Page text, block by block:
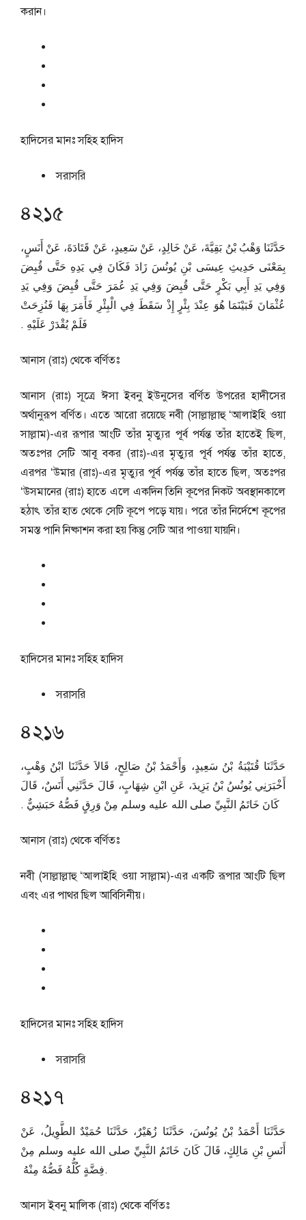
করান।
হাদিসের মানঃসহিহ হাদিস
সরাসরি
৪২১৫
حَدَّثَنَا وَهْبُ بْنُ بَقِيَّةَ، عَنْ خَالِدٍ، عَنْ سَعِيدٍ، عَنْ قَتَادَةَ، عَنْ أَنَسٍ،
بِمَعْنَى حَدِيثِ عِيسَى بْنِ يُونُسَ زَادَ فَكَانَ فِي يَدِهِ حَتَّى قُبِضَ
وَفِي يَدِ أَبِي بَكْرٍ حَتَّى قُبِضَ وَفِي يَدِ عُمَرَ حَتَّى قُبِضَ وَفِي يَدِ
عُثْمَانَ فَبَيْنَمَا هُوَ عِنْدَ بِئْرٍ إِذْ سَقَطَ فِي الْبِئْرِ فَأَمَرَ بِهَا فَنُزِحَتْ
فَلَمْ يُقْدَرْ عَلَيْهِ ‏.‏
আনাস (রাঃ) থেকে বর্ণিতঃ
আনাস (রাঃ) সূত্রে ঈসা ইবনু ইউনুসের বর্ণিত উপরের হাদীসের
অর্থানুরূপ বর্ণিত। এতে আরো রয়েছে নবী (সাল্লাল্লাহু ‘আলাইহি ওয়া
সাল্লাম)-এর রূপার আংটি তাঁর মৃত্যুর পূর্ব পর্যন্ত তাঁর হাতেই ছিল,
অতঃপর সেটি আবূ বকর (রাঃ)-এর মৃত্যুর পূর্ব পর্যন্ত তাঁর হাতে,
এরপর ‘উমার (রাঃ)-এর মৃত্যুর পূর্ব পর্যন্ত তাঁর হাতে ছিল, অতঃপর
‘উসমানের (রাঃ) হাতে এলে একদিন তিনি কূপের নিকট অবস্থানকালে
হঠাৎ তাঁর হাত থেকে সেটি কূপে পড়ে যায়। পরে তাঁর নির্দেশে কূপের
সমস্ত পানি নিষ্কাশন করা হয় কিন্তু সেটি আর পাওয়া যায়নি।
হাদিসের মানঃসহিহ হাদিস
সরাসরি
৪২১৬
حَدَّثَنَا قُتَيْبَةُ بْنُ سَعِيدٍ، وَأَحْمَدُ بْنُ صَالِحٍ، قَالاَ حَدَّثَنَا ابْنُ وَهْبٍ،
أَخْبَرَنِي يُونُسُ بْنُ يَزِيدَ، عَنِ ابْنِ شِهَابٍ، قَالَ حَدَّثَنِي أَنَسٌ، قَالَ
كَانَ خَاتَمُ النَّبِيِّ صلى الله عليه وسلم مِنْ وَرِقٍ فَصُّهُ حَبَشِيٌّ ‏.‏
আনাস (রাঃ) থেকে বর্ণিতঃ
নবী (সাল্লাল্লাহু ‘আলাইহি ওয়া সাল্লাম)-এর একটি রূপার আংটি ছিল
এবং এর পাথর ছিল আবিসিনীয়।
হাদিসের মানঃসহিহ হাদিস
সরাসরি
৪২১৭
حَدَّثَنَا أَحْمَدُ بْنُ يُونُسَ، حَدَّثَنَا زُهَيْرٌ، حَدَّثَنَا حُمَيْدٌ الطَّوِيلُ، عَنْ
أَنَسِ بْنِ مَالِكٍ، قَالَ كَانَ خَاتَمُ النَّبِيِّ صلى الله عليه وسلم مِنْ
فِضَّةٍ كُلُّهُ فَصُّهُ مِنْهُ ‏.
আনাস ইবনু মালিক (রাঃ) থেকে বর্ণিতঃ